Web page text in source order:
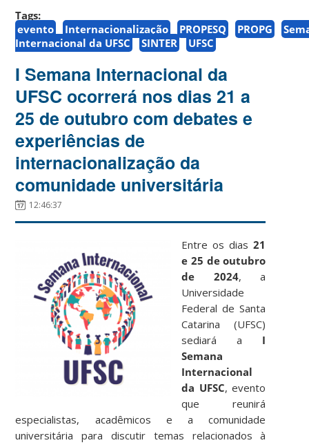
Tags:
evento
Internacionalização PROPESQ PROPG
Internacional da UFSC
SINTER UFSC
I Semana Internacional da
UFSC ocorrerá nos dias 21 a
25 de outubro com debates e
experiências de
internacionalização da
comunidade universitária
12:46:37
Entre os dias21
e 25 de outubro
de 2024, a
Universidade
Federal de Santa
Catarina (UFSC)
sediará a I
Semana
Internacional
da UFSC, evento
que reunirá
especialistas, acadêmicos e a comunidade
universitária para discutir temas relacionados à